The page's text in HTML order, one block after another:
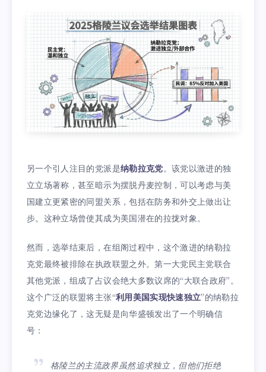
另一个引人注目的党派是纳勒拉克党。该党以激进的独
立立场著称，甚至暗示为摆脱丹麦控制，可以考虑与美
国建立更紧密的同盟关系，包括在防务和外交上做出让
步。这种立场曾使其成为美国潜在的拉拢对象。
然而，选举结束后，在组阁过程中，这个激进的纳勒拉
克党最终被排除在执政联盟之外。第一大党民主党联合
其他党派，组成了占议会绝大多数议席的“大联合政府”。
这个广泛的联盟将主张“利用美国实现快速独立”的纳勒拉
克党边缘化了，这无疑是向华盛顿发出了一个明确信
号：
格陵兰的主流政界虽然追求独立，但他们拒绝